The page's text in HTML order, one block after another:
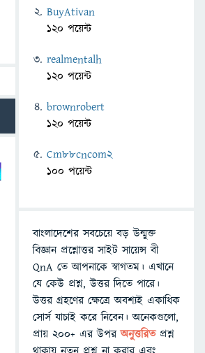
BuyAtivan
120 পয়েন্ট
realmentalh
120 পয়েন্ট
brownrobert
120 পয়েন্ট
Cm88cncom2
100 পয়েন্ট
বাংলাদেশের সবচেয়ে বড় উন্মুক্ত
বিজ্ঞান প্রশ্নোত্তর সাইট সায়েন্স বী
QnA তে আপনাকে স্বাগতম। এখানে
যে কেউ প্রশ্ন, উত্তর দিতে পারে।
উত্তর গ্রহণের ক্ষেত্রে অবশ্যই একাধিক
সোর্স যাচাই করে নিবেন। অনেকগুলো,
প্রায় ২০০+ এর উপরঅনুত্তরিতপ্রশ্ন